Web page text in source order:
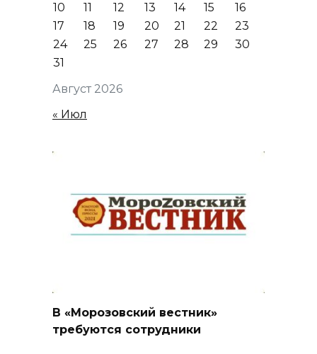
Август 2026
10
11 12 13 14 15
16
17
18 19 20 21 22
23
24
25 26 27 28 29
30
31
« Июл
В «Морозовский вестник»
требуются сотрудники